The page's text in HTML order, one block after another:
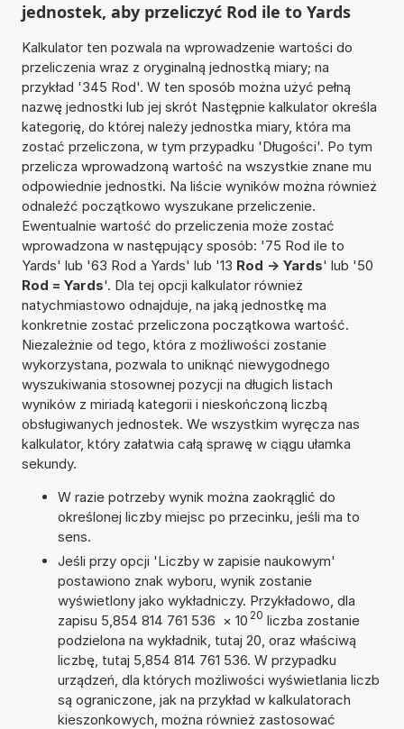
jednostek, aby przeliczyć Rod ile to Yards
Kalkulator ten pozwala na wprowadzenie wartości do
przeliczenia wraz z oryginalną jednostką miary; na
przykład '345 Rod'. W ten sposób można użyć pełną
nazwę jednostki lub jej skrót Następnie kalkulator określa
kategorię, do której należy jednostka miary, która ma
zostać przeliczona, w tym przypadku 'Długości'. Po tym
przelicza wprowadzoną wartość na wszystkie znane mu
odpowiednie jednostki. Na liście wyników można również
odnaleźć początkowo wyszukane przeliczenie.
Ewentualnie wartość do przeliczenia może zostać
wprowadzona w następujący sposób: '75 Rod ile to
Yards' lub '63 Rod a Yards' lub '13 Rod -> Yards' lub '50
Rod = Yards'. Dla tej opcji kalkulator również
natychmiastowo odnajduje, na jaką jednostkę ma
konkretnie zostać przeliczona początkowa wartość.
Niezależnie od tego, która z możliwości zostanie
wykorzystana, pozwala to uniknąć niewygodnego
wyszukiwania stosownej pozycji na długich listach
wyników z miriadą kategorii i nieskończoną liczbą
obsługiwanych jednostek. We wszystkim wyręcza nas
kalkulator, który załatwia całą sprawę w ciągu ułamka
sekundy.
W razie potrzeby wynik można zaokrąglić do
określonej liczby miejsc po przecinku, jeśli ma to
sens.
Jeśli przy opcji 'Liczby w zapisie naukowym'
postawiono znak wyboru, wynik zostanie
wyświetlony jako wykładniczy. Przykładowo, dla
zapisu 5,854 814 761 536 × 10 20 liczba zostanie
podzielona na wykładnik, tutaj 20, oraz właściwą
liczbę, tutaj 5,854 814 761 536. W przypadku
urządzeń, dla których możliwości wyświetlania liczb
są ograniczone, jak na przykład w kalkulatorach
kieszonkowych, można również zastosować